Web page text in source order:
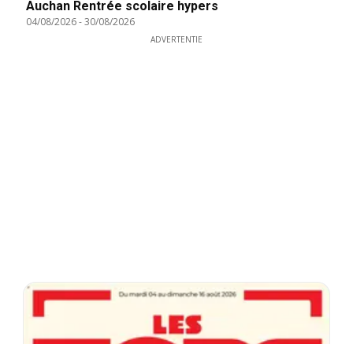
Auchan Rentrée scolaire hypers
04/08/2026-30/08/2026
ADVERTENTIE